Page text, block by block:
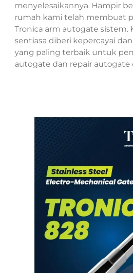
menyelesaikannya. Hampir
rumah kami telah membuat
Tronica arm autogate sistem.
sentiasa diberi kepercayai
yang paling terbaik untuk
autogate dan repair autogate